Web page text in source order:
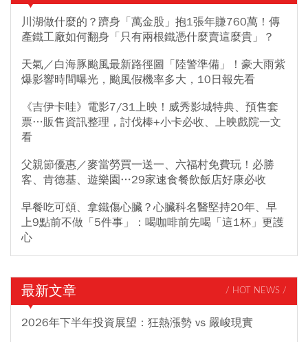
川湖做什麼的？躋身「萬金股」抱1張年賺760萬！傳
產鐵工廠如何翻身「只有兩根鐵憑什麼賣這麼貴」？
天氣／白海豚颱風最新路徑圖「陸警準備」！豪大雨紫
爆影響時間曝光，颱風假機率多大，10日報先看
《吉伊卡哇》電影7/31上映！威秀影城特典、預售套
票…販售資訊整理，討伐棒+小卡必收、上映戲院一文
看
父親節優惠／麥當勞買一送一、六福村免費玩！必勝
客、肯德基、遊樂園…29家速食餐飲飯店好康必收
早餐吃可頌、拿鐵傷心臟？心臟科名醫堅持20年、早
上9點前不做「5件事」：喝咖啡前先喝「這1杯」更護
心
最新文章 / HOT NEWS /
2026年下半年投資展望：狂熱漲勢 vs 嚴峻現實